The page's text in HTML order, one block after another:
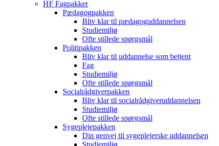
HF Fagpakker
Pædagogpakken
Bliv klar til pædagoguddannelsen
Studiemiljø
Ofte stillede spørgsmål
Politipakken
Bliv klar til uddannelse som betjent
Fag
Studiemiljø
Ofte stillede spørgsmål
Socialrådgiverpakken
Bliv klar til socialrådgiveruddannelsen
Studiemiljø
Ofte stillede spørgsmål
Sygeplejepakken
Din genvej til sygeplejerske uddannelsen